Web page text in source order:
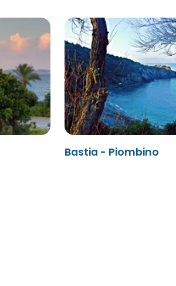
Bastia - Piombino